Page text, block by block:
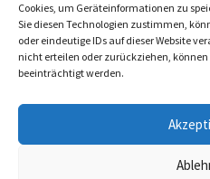
Cookies, um Geräteinformationen zu
Sie diesen Technologien zustimmen,
oder eindeutige IDs auf dieser Website
nicht erteilen oder zurückziehen,
beeinträchtigt werden.
AGB Zahlung und